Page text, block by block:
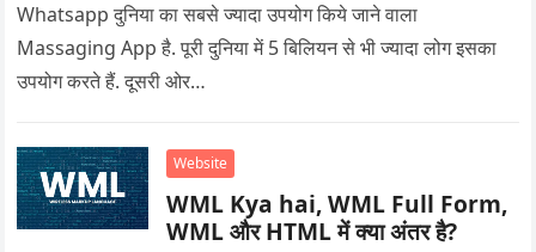
Whatsapp दुनिया का सबसे ज्यादा उपयोग किये जाने वाला
Massaging App है. पूरी दुनिया में 5 बिलियन से भी ज्यादा लोग इसका
उपयोग करते हैं. दूसरी ओर…
Website
WML Kya hai, WML Full Form,
WML और HTML में क्या अंतर है?